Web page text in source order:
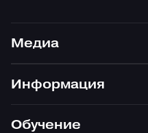
Медиа
Информация
Обучение